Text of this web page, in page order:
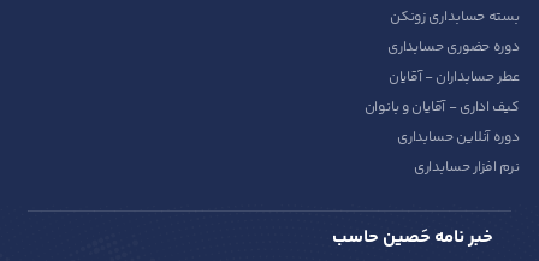
بسته حسابداری زونکن
دوره حضوری حسابداری
عطر حسابداران - آقایان
کیف اداری - آقایان و بانوان
دوره آنلاین حسابداری
نرم افزار حسابداری
خبر نامه حَصین حاسب